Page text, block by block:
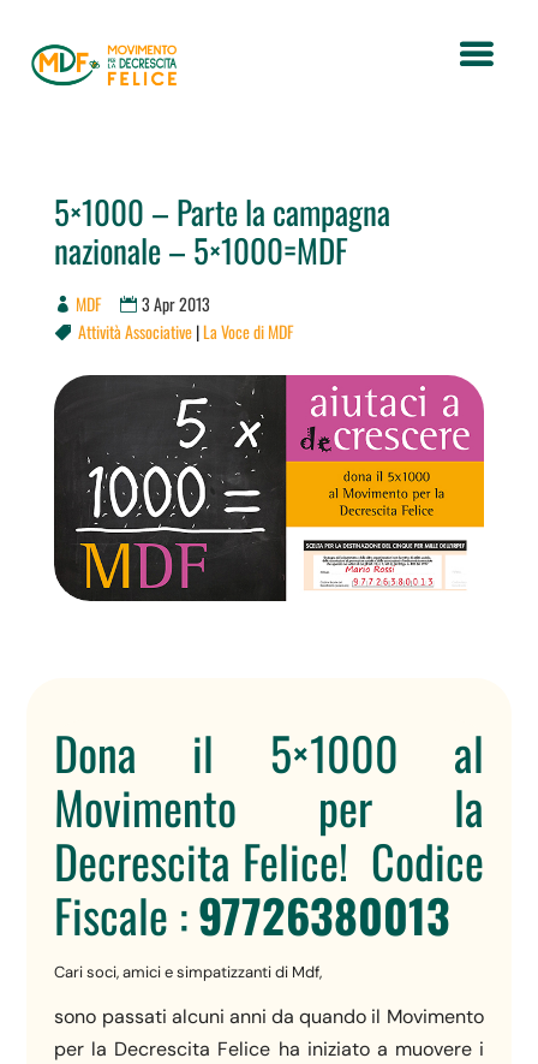
5×1000 – Parte la campagna
nazionale – 5×1000=MDF
MDF 3 Apr 2013
 Attività Associative|La Voce di MDF
Dona il 5×1000 al
Movimento per la
Decrescita Felice! Codice
Fiscale :97726380013
Cari soci, amici e simpatizzanti di Mdf,
sono passati alcuni anni da quando il Movimento
per la Decrescita Felice ha iniziato a muovere i